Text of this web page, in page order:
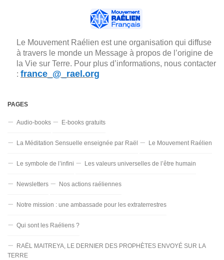
Le Mouvement Raélien est une organisation qui diffuse
à travers le monde un Message à propos de l’origine de
la Vie sur Terre. Pour plus d’informations, nous contacter
: france_@_rael.org
PAGES
Audio-books E-books gratuits
La Méditation Sensuelle enseignée par Raël Le Mouvement Raélien
Le symbole de l’infini Les valeurs universelles de l’être humain
Newsletters Nos actions raéliennes
Notre mission : une ambassade pour les extraterrestres
Qui sont les Raéliens ?
RAËL MAITREYA, LE DERNIER DES PROPHÈTES ENVOYÉ SUR LA
TERRE